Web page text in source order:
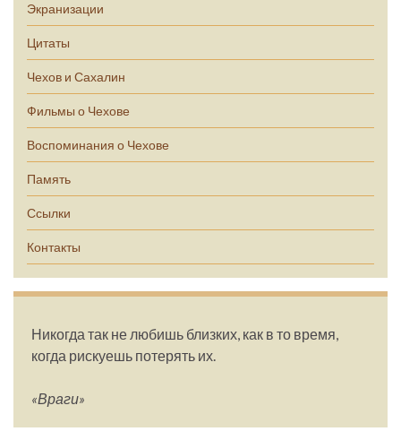
Экранизации
Цитаты
Чехов и Сахалин
Фильмы о Чехове
Воспоминания о Чехове
Память
Ссылки
Контакты
Никогда так не любишь близких, как в то время,
когда рискуешь потерять их.
«Враги»